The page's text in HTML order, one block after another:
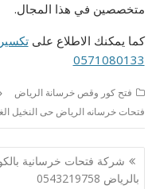
متخصصين في هذا المجال.
كما يمكنك الاطلاع على
0571080133
فتح كور وقص خرسانة الرياض
فتحات خرسانه الرياض حى النخيل
تصفّح
المقالات
شركة فتحات خرسانية
بالرياض 0543219758